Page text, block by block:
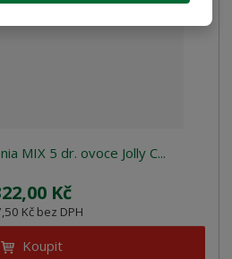
MIX 5 dr. ovoce Jolly C...
Kč
Kč bez DPH
Koupit